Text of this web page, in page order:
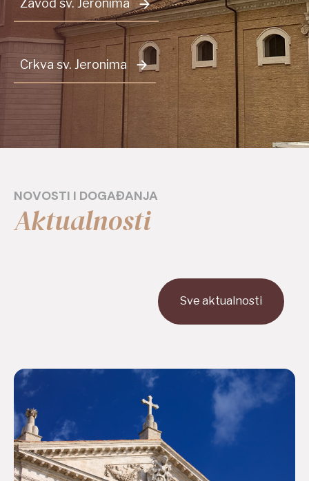
HR
EN
KO
Zavod sv. Jeronima
Crkva sv. Jeronima
NOVOSTI I DOGAĐANJA
Aktualnosti
Sve aktualnosti